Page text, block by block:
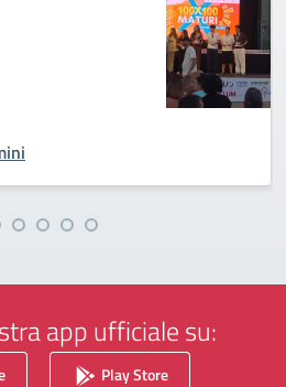
app ufficiale su:
Play Store